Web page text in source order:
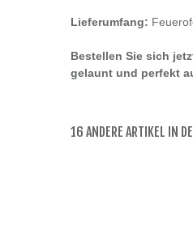
Lieferumfang:
Bestellen Sie sich
gelaunt und perfekt
16 ANDERE ARTIKEL IN